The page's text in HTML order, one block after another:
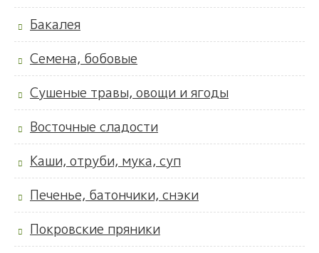
Бакалея
Семена, бобовые
Сушеные травы, овощи и ягоды
Восточные сладости
Каши, отруби, мука, суп
Печенье, батончики, снэки
Покровские пряники